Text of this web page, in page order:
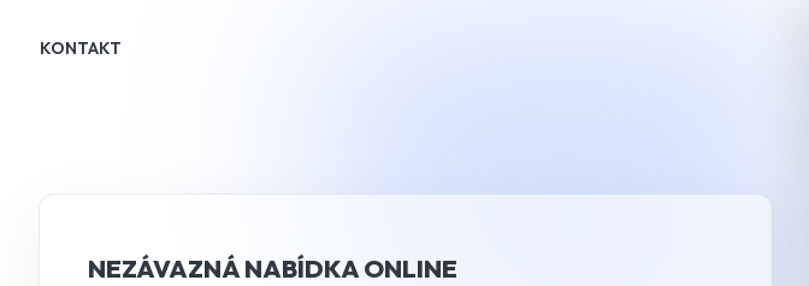
KONTAKT
NEZÁVAZNÁ NABÍDKA ONLINE